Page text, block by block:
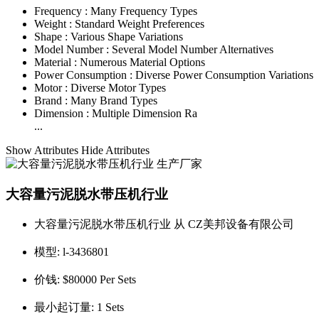
Frequency : Many Frequency Types
Weight : Standard Weight Preferences
Shape : Various Shape Variations
Model Number : Several Model Number Alternatives
Material : Numerous Material Options
Power Consumption : Diverse Power Consumption Variations
Motor : Diverse Motor Types
Brand : Many Brand Types
Dimension : Multiple Dimension Ra
...
Show Attributes Hide Attributes
大容量污泥脱水带压机行业
大容量污泥脱水带压机行业 从 CZ美邦设备有限公司
模型: l-3436801
价钱: $80000 Per Sets
最小起订量: 1 Sets